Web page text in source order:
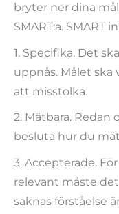
bryter ner dina
SMART:a. SMART
1. Specifika. Det
uppnås. Målet ska
att misstolka.
2. Mätbara. Redan
besluta hur du
3. Accepterade.
relevant måste
saknas förståelse